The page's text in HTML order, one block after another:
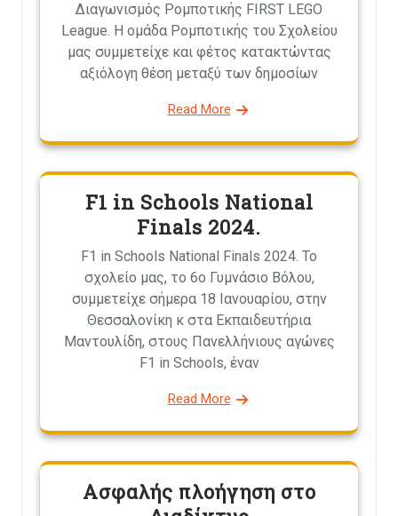
Διαγωνισμός Ρομποτικής FIRST LEGO
League. Η ομάδα Ρομποτικής του Σχολείου
μας συμμετείχε και φέτος κατακτώντας
αξιόλογη θέση μεταξύ των δημοσίων
Read More
F1 in Schools National
Finals 2024.
F1 in Schools National Finals 2024. Το
σχολείο μας, το 6ο Γυμνάσιο Βόλου,
συμμετείχε σήμερα 18 Ιανουαρίου, στην
Θεσσαλονίκη κ στα Εκπαιδευτήρια
Μαντουλίδη, στους Πανελλήνιους αγώνες
F1 in Schools, έναν
Read More
Ασφαλής πλοήγηση στο